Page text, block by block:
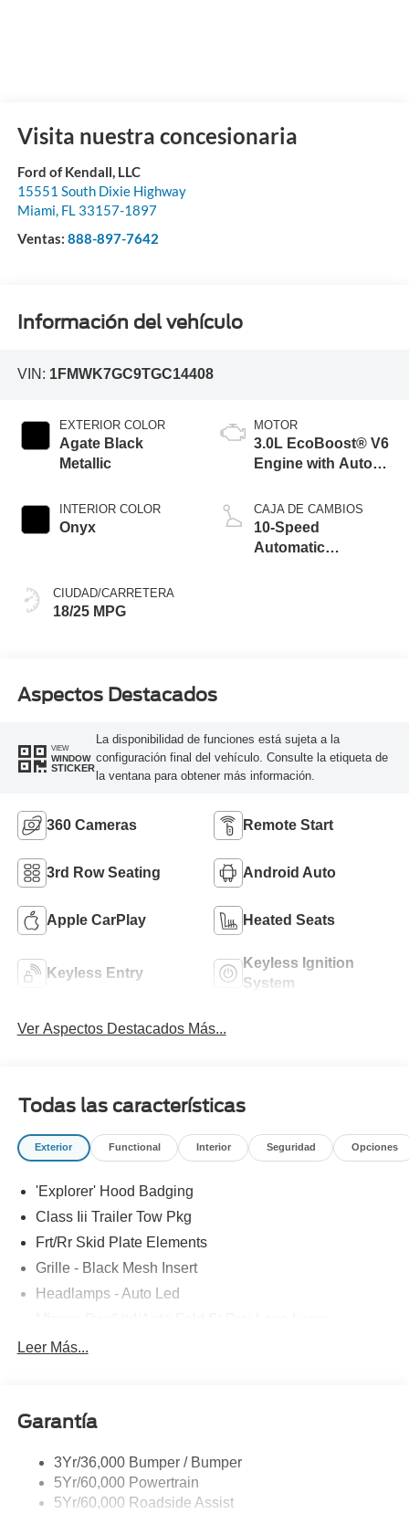
Visita nuestra concesionaria
Ford of Kendall, LLC
15551 South Dixie Highway
Miami, FL 33157-1897
Ventas: 888-897-7642
Información del vehículo
VIN: 1FMWK7GC9TGC14408
EXTERIOR COLOR
Agate Black
Metallic
INTERIOR COLOR
Onyx
CIUDAD/CARRETERA
18/25 MPG
MOTOR
3.0L EcoBoost® V6
Engine with Auto
Technology
CAJA DE CAMBIOS
10-Speed
Automatic
Aspectos Destacados
VIEW
WINDOW
STICKER
La disponibilidad de funciones está sujeta a la
configuración final del vehículo. Consulte la etiqueta de
la ventana para obtener más información.
360 Cameras Remote Start
3rd Row Seating Android Auto
Apple CarPlay Heated Seats
Keyless Entry
Keyless Ignition
System
Ver Aspectos Destacados Más...
Todas las características
Exterior Functional Interior Seguridad Opciones
'Explorer' Hood Badging
Class Iii Trailer Tow Pkg
Frt/Rr Skid Plate Elements
Grille - Black Mesh Insert
Headlamps - Auto Led
Power Liftgate
St Badging
Trailer Sway Control
Wipers - Rain-Sensing
Leer Más...
Garantía
3Yr/36,000 Bumper / Bumper
5Yr/60,000 Powertrain
5Yr/60,000 Roadside Assist